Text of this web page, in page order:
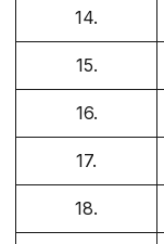
14.
15.
16.
17.
18.